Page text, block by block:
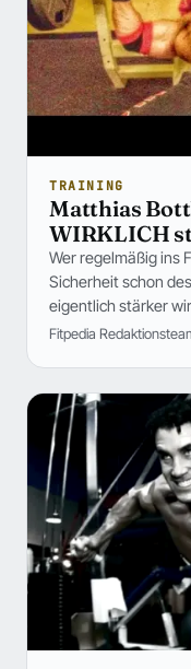
TRAINING
Matthias
WIRKLICH
Wer regelmäßig ins
Sicherheit schon
eigentlich stärker
Fitpedia